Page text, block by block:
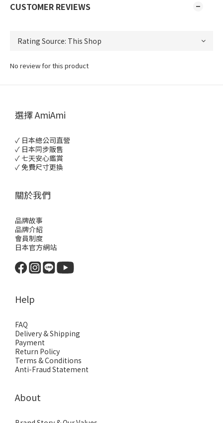
CUSTOMER REVIEWS
No review for this product
選擇 AmiAmi
✓ 日本總公司直營
✓ 日本同步販售
✓ 七天安心鑑賞
✓ 免費尺寸更換
關於我們
品牌故事
品牌介紹
會員制度
日本官方網站
Help
FAQ
Delivery & Shipping
Payment
Return Policy
Terms & Conditions
Anti-Fraud Statement
About